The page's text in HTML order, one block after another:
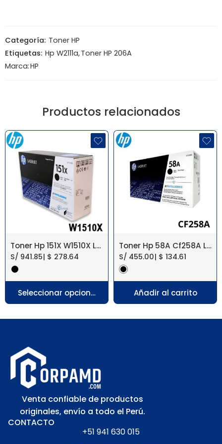
Categoría: Toner HP
Etiquetas: Hp W2111a,Toner HP 206A
Marca:HP
Productos relacionados
Toner Hp 151X W1510X Laserjet Pro 4003, Mfp 4103
S/ 941.85| $ 278.64
Seleccionar opciones
Toner Hp 58A Cf258A Laserjet M404, M406
S/ 455.00| $ 134.61
Añadir al carrito
Venta confiable de productos
originales, envío a todo el Perú.
CONTACTO
+51 941 630 015